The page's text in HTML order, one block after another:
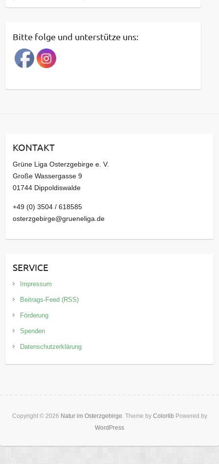
e
r
a
g
a
v
Bitte folge und unterstütze uns:
KONTAKT
Grüne Liga Osterzgebirge e. V.
Große Wassergasse 9
01744 Dippoldiswalde
+49 (0) 3504 / 618585
osterzgebirge@grueneliga.de
SERVICE
Impressum
Beitrags-Feed (RSS)
Förderung
Spenden
Datenschutzerklärung
Copyright © 2026 Natur im Osterzgebirge. Theme by Colorlib Powered by
WordPress